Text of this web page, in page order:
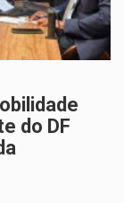
do DF